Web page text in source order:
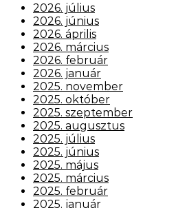
2026. július
2026. június
2026. április
2026. március
2026. február
2026. január
2025. november
2025. október
2025. szeptember
2025. augusztus
2025. július
2025. június
2025. május
2025. március
2025. február
2025. január